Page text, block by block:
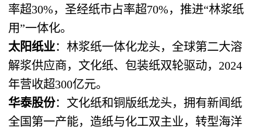
率超30%，圣经纸市占率超70%，推进“林浆纸
用”一体化。
太阳纸业：林浆纸一体化龙头，全球第二大溶
解浆供应商，文化纸、包装纸双轮驱动，2024
年营收超300亿元。
华泰股份：文化纸和铜版纸龙头，拥有新闻纸
全国第一产能，造纸与化工双主业，转型海洋